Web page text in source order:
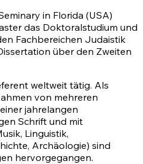
in Florida (USA)
das Doktoralstudium und
Fachbereichen Judaistik
über den Zweiten
weltweit tätig. Als
von mehreren
jahrelangen
Schrift und mit
Linguistik,
Archäologie) sind
hervorgegangen.